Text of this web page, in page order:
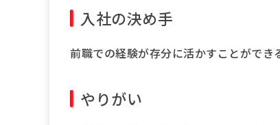
入社の決め手
前職での経験が存分に活かすことができ
やりがい